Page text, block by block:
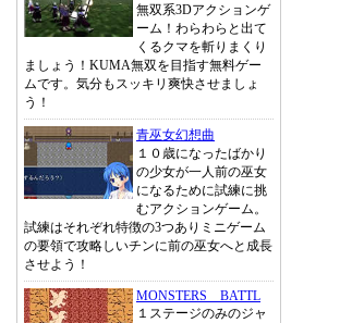
無双系3Dアクションゲ
ーム！わらわらと出て
くるクマを斬りまくり
ましょう！KUMA無双を目指す無料ゲー
ムです。気分もスッキリ爽快させましょ
う！
青巫女幻想曲
１０歳になったばかり
の少女が一人前の巫女
になるために試練に挑
むアクションゲーム。
試練はそれぞれ特徴の3つありミニゲーム
の要領で攻略しいチンに前の巫女へと成長
させよう！
MONSTERS BATTL
１ステージのみのジャ